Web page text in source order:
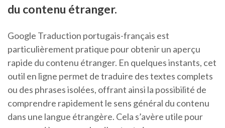
du contenu étranger.
Google Traduction portugais-français est
particulièrement pratique pour obtenir un aperçu
rapide du contenu étranger. En quelques instants, cet
outil en ligne permet de traduire des textes complets
ou des phrases isolées, offrant ainsi la possibilité de
comprendre rapidement le sens général du contenu
dans une langue étrangère. Cela s’avère utile pour